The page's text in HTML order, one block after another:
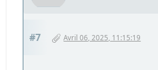
#7 Avril 06, 2025, 11:15:19